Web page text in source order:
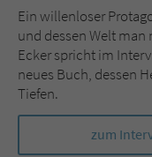
Ein willenloser
und dessen Welt
Ecker spricht im
neues Buch, dessen
Tiefen.
zum